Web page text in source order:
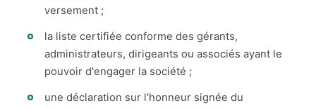
versement ;
la liste certifiée conforme des gérants,
administrateurs, dirigeants ou associés ayant le
pouvoir d'engager la société ;
une déclaration sur l'honneur signée du